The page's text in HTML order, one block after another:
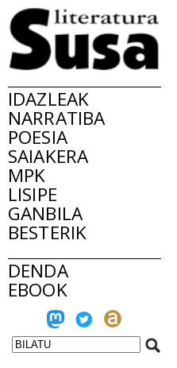
IDAZLEAK
NARRATIBA
POESIA
SAIAKERA
MPK
LISIPE
GANBILA
BESTERIK
DENDA
EBOOK